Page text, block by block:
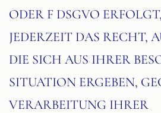
ODER F DSGVO
JEDERZEIT DAS RECHT,
DIE SICH AUS IHRER
SITUATION ERGEBEN,
VERARBEITUNG IHRER